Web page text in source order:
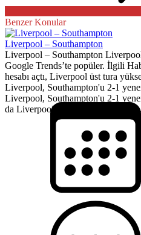
Benzer Konular
Liverpool – Southampton
Liverpool – Southampton
Google Trends’te popüler. İlgili
hesabı açtı, Liverpool üst tura
Liverpool, Southampton'u 2-1
Liverpool, Southampton'u 2-1
da Liverpool vs Southampton